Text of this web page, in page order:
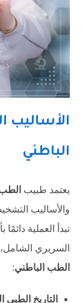
الأساليب
الباطني
يعتمد طبيب
والأساليب
تبدأ العملية
السريري
الطب الباطني:
التاريخ